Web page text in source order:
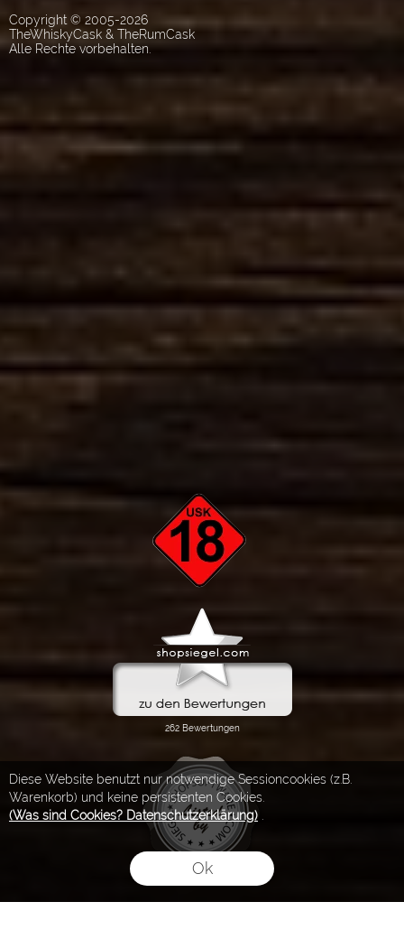
Diese Website benutzt nur notwendige Sessioncookies (z.B.
Warenkorb) und keine persistenten Cookies.
(Was sind Cookies? Datenschutzerklärung)
Ok
Copyright © 2005-2026
TheWhiskyCask & TheRumCask
Alle Rechte vorbehalten.